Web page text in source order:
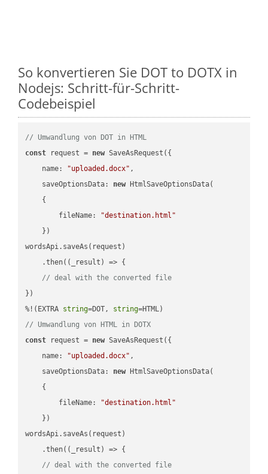
So konvertieren Sie DOT to DOTX in
Nodejs: Schritt-für-Schritt-
Codebeispiel
// Umwandlung von DOT in HTML
const request = new SaveAsRequest({
name: "uploaded.docx" ,
saveOptionsData: new HtmlSaveOptionsData(
    {
fileName:
"destination.html"
    })
wordsApi.saveAs(request)
    .then(
( _result ) => {
// deal with the converted file
})
%!(EXTRA string=DOT, string
// Umwandlung von HTML in DOTX
const request = new SaveAsRequest({
name: "uploaded.docx" ,
saveOptionsData: new HtmlSaveOptionsData(
    {
fileName:
"destination.html"
    })
wordsApi.saveAs(request)
    .then(
( _result ) => {
// deal with the converted file